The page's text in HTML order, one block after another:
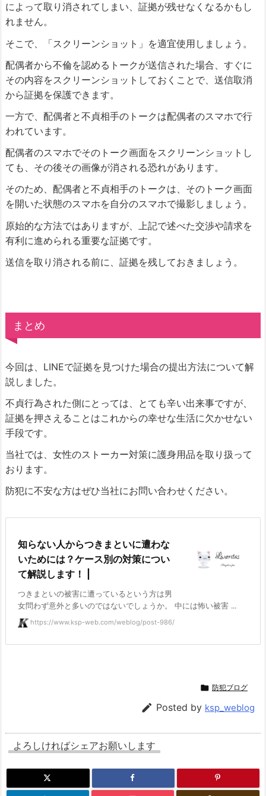
によって取り消されてしまい、証拠が残せなくなるかもし
れません。
そこで、「スクリーンショット」を適宜使用しましょう。
配偶者から不倫を認めるトークが送信された場合、すぐに
その内容をスクリーンショットしておくことで、送信取消
から証拠を保護できます。
一方で、配偶者と不貞相手のトークは配偶者のスマホで行
われています。
配偶者のスマホでそのトーク画面をスクリーンショットし
ても、その後その画像が消される恐れがあります。
そのため、配偶者と不貞相手のトークは、そのトーク画面
を開いた状態のスマホを自分のスマホで撮影しましょう。
原始的な方法ではありますが、上記で述べた交渉や請求を
有利に進められる重要な証拠です。
送信を取り消される前に、証拠を残しておきましょう。
まとめ
今回は、LINEで証拠を見つけた場合の提出方法について解
説しました。
不貞行為された側にとっては、とても辛い出来事ですが、
証拠を押さえることはこれからの幸せな生活に欠かせない
手段です。
当社では、女性のストーカー対策に護身用品を取り扱って
おります。
防犯に不安な方はぜひ当社にお問い合わせください。
知らない人からつきまといに遭わな
いためには？ケース別の対策につい
て解説します！ |
つきまといの被害に遭っているという方は男
女問わず意外と多いのではないでしょうか。 中には怖い被害 ...
https://www.ksp-web.com/weblog/post-986/
 防犯ブログ
 Posted by ksp_weblog
よろしければシェアお願いします